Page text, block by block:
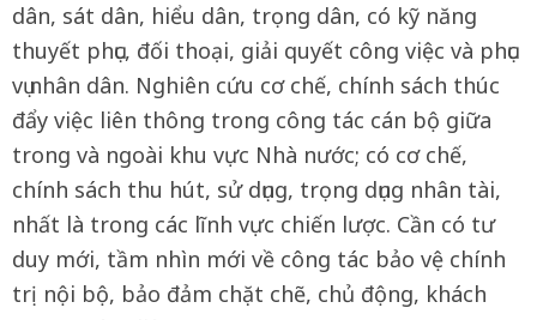
dân, sát dân, hiểu dân, trọng dân, có kỹ năng
thuyết phục, đối thoại, giải quyết công việc và phục
vụ nhân dân. Nghiên cứu cơ chế, chính sách thúc
đẩy việc liên thông trong công tác cán bộ giữa
trong và ngoài khu vực Nhà nước; có cơ chế,
chính sách thu hút, sử dụng, trọng dụng nhân tài,
nhất là trong các lĩnh vực chiến lược. Cần có tư
duy mới, tầm nhìn mới về công tác bảo vệ chính
trị nội bộ, bảo đảm chặt chẽ, chủ động, khách